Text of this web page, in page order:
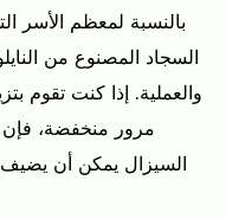
بالنسبة لمعظم الأسر
السجاد المصنوع من
والعملية. إذا كنت تقوم
مرور منخفضة، فإن
السيزال يمكن أن يضيف